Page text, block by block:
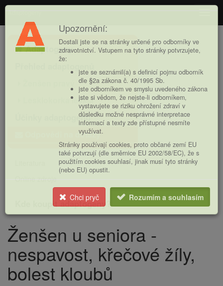
Adaptogeny
Hlavní
nabídkaAdaptogeny
Lesklokorka lesklá
Účinky adaptogenů
Odpovědi na dotazy
Online zdroje
Kde koupit adaptogeny?
Drobečková
navigace
Ženšen u seniora -
nespavost, křečové žíly,
bolest kloubů
Upozornění:
Dostali jste se na stránky určené pro odborníky ve
zdravotnictví. Vstupem na tyto stránky potvrzujete,
že:
jste se seznámil(a) s definicí pojmu odborník
dle §2a zákona č. 40/1995 Sb.
jste odborníkem ve smyslu uvedeného zákona
jste si vědom, že nejste-li odborníkem,
vystavujete se riziku ohrožení zdraví v
důsledku možné nesprávné interpretace
informací a texty zde přístupné nesmíte
využívat.
Stránky používají cookies, proto občané zemí EU
také potvrzují (dle směrnice EU 2002/58/EC), že s
použitím cookies souhlasí, jinak musí tyto stránky
(nebo EU) opustit.
Chci pryč Rozumím a souhlasím